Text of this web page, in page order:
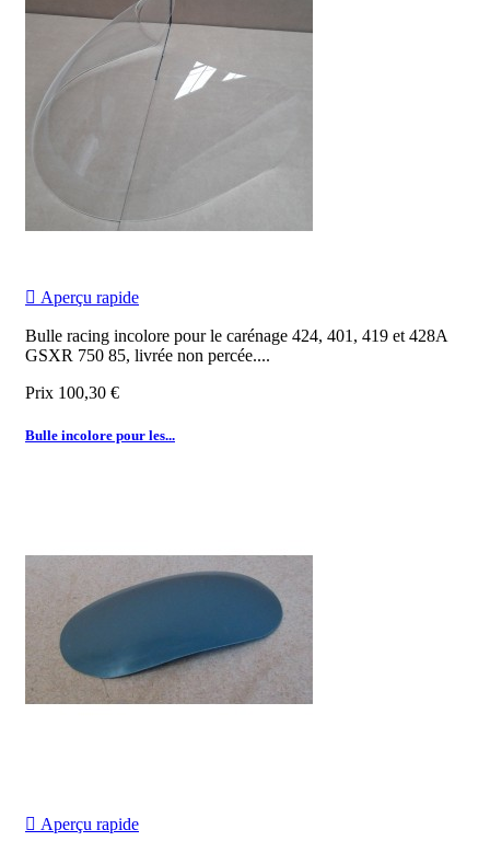
 Aperçu rapide
Bulle racing incolore pour le carénage 424, 401, 419 et 428A
GSXR 750 85, livrée non percée....
Prix 100,30 €
Bulle incolore pour les...
 Aperçu rapide